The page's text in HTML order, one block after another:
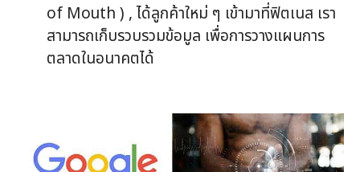
of Mouth ) , ได้ลูกค้าใหม่ ๆ เข้ามาที่ฟิตเนส เรา
สามารถเก็บรวบรวมข้อมูล เพื่อการวางแผนการ
ตลาดในอนาคตได้